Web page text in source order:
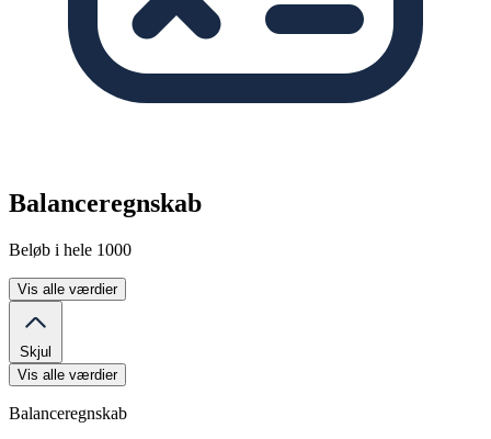
Balanceregnskab
Beløb i hele 1000
Vis alle værdier
Skjul
Vis alle værdier
Balanceregnskab